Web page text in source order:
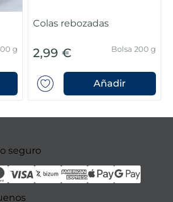
g
Colas rebozadas
2,99 € Bolsa 200 g
Añadir
seguro